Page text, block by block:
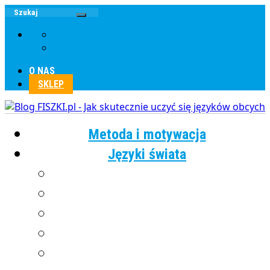
O NAS
SKLEP
Metoda i motywacja
Języki świata